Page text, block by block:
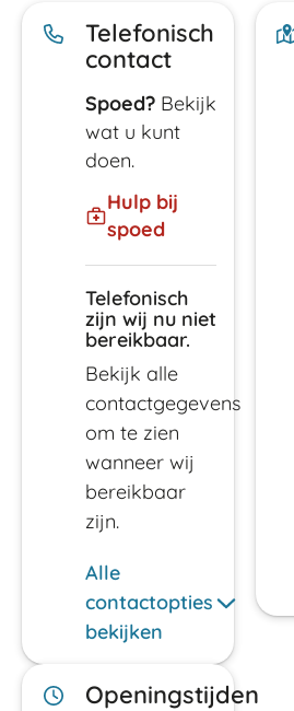
Telefonisch
contact
Spoed? Bekijk
wat u kunt
doen.
Hulp bij
spoed
Telefonisch
zijn wij nu niet
bereikbaar.
Bekijk alle
contactgegevens
om te zien
wanneer wij
bereikbaar
zijn.
Alle
contactopties
bekijken
Openingstijden